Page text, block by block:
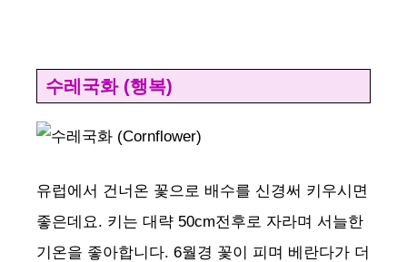
수레국화 (행복)
유럽에서 건너온 꽃으로 배수를 신경써 키우시면
좋은데요. 키는 대략 50cm전후로 자라며 서늘한
기온을 좋아합니다. 6월경 꽃이 피며 베란다가 더